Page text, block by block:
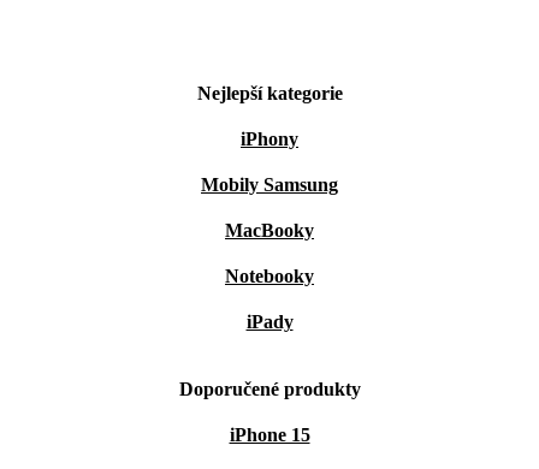
Nejlepší kategorie
iPhony
Mobily Samsung
MacBooky
Notebooky
iPady
Doporučené produkty
iPhone 15